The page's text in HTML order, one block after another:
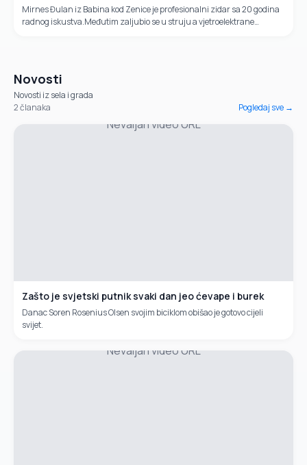
Mirnes Đulan iz Babina kod Zenice je profesionalni zidar sa 20 godina
radnog iskustva.Međutim zaljubio se u struju a vjetroelektrane
Novosti
Novosti iz sela i grada
2članaka Pogledaj sve →
Nevaljan video URL
Zašto je svjetski putnik svaki dan jeo ćevape i burek
Danac Soren Rosenius Olsen svojim biciklom obišao je gotovo cijeli
svijet.
Nevaljan video URL